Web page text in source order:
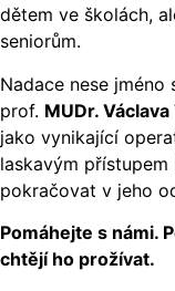
dětem ve školách,
seniorům.
Nadace nese
prof. MUDr.
jako vynikající
laskavým
pokračovat v jeho
Pomáhejte s námi.
chtějí ho prožívat.